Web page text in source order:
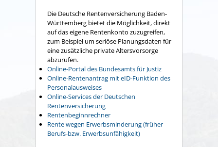
Die Deutsche Rentenversicherung Baden-
Württemberg bietet die Möglichkeit, direkt
auf das eigene Rentenkonto zuzugreifen,
zum Beispiel um seriöse Planungsdaten für
eine zusätzliche private Altersvorsorge
abzurufen.
Online-Portal des Bundesamts für Justiz
Online-Rentenantrag mit eID-Funktion des
Personalausweises
Online-Services der Deutschen
Rentenversicherung
Rentenbeginnrechner
Rente wegen Erwerbsminderung (früher
Berufs-bzw. Erwerbsunfähigkeit)